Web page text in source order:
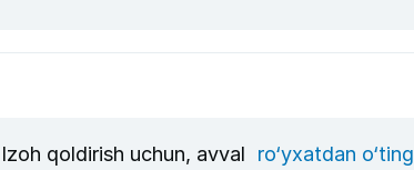
Izoh qoldirish uchun, avval ro‘yxatdan o‘ting